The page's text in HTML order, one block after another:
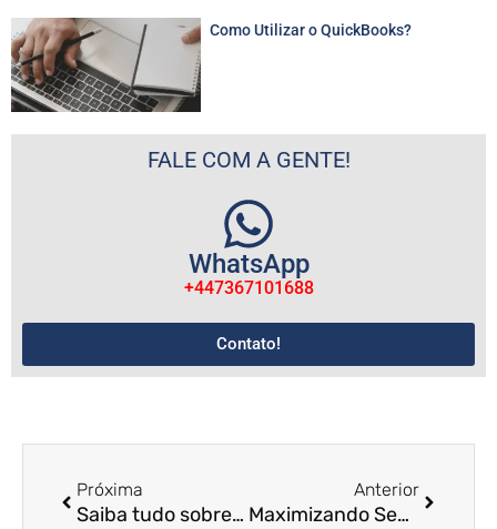
Como Utilizar o QuickBooks?
FALE COM A GENTE!
WhatsApp
+447367101688
Contato!
Próxima
Saiba tudo sobre TAX RETURN.
Anterior
Maximizando Seu Sucesso: O Papel Vital da Consultoria Empresarial no Reino Unido